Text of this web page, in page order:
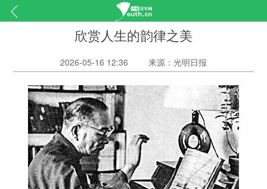
欣赏人生的韵律之美
2026-05-16 12:36 来源：光明日报